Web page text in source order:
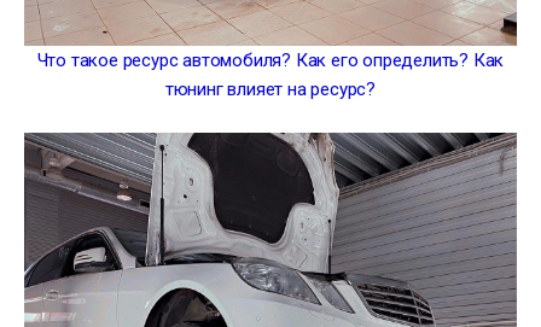
Что такое ресурс автомобиля? Как его определить? Как
тюнинг влияет на ресурс?